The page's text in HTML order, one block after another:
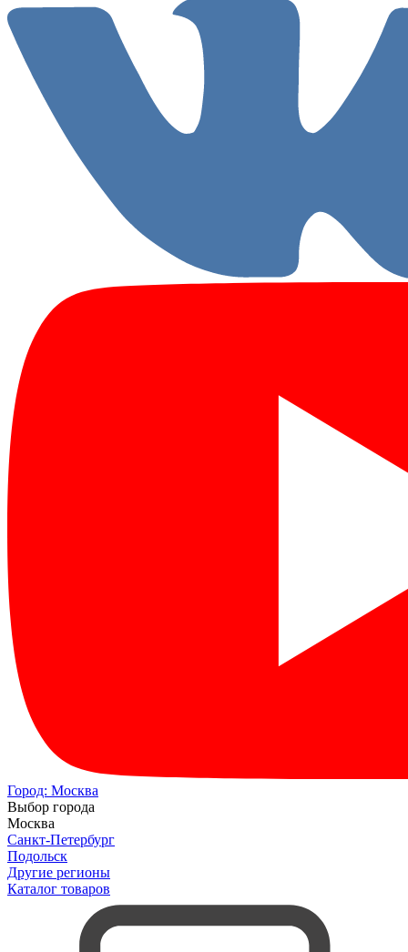
Город: Москва
Выбор города
Москва
Санкт-Петербург
Подольск
Другие регионы
Каталог товаров